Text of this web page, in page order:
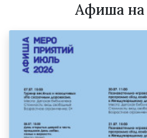
Афиша на